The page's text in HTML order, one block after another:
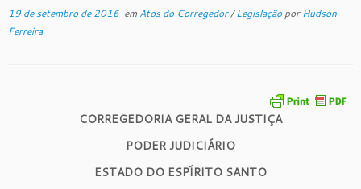
19 de setembro de 2016 em Atos do Corregedor/LegislaçãoporHudson
Ferreira
CORREGEDORIA GERAL DA JUSTIÇA
PODER JUDICIÁRIO
ESTADO DO ESPÍRITO SANTO